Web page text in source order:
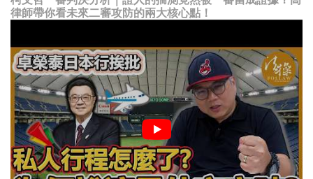
律師帶你看未來二審攻防的兩大核心點！